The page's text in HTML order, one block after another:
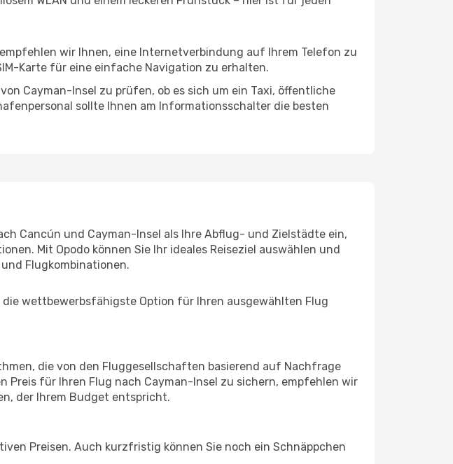
wir Ihnen, eine Internetverbindung auf Ihrem Telefon zu
Karte für eine einfache Navigation zu erhalten.
Cayman-Insel zu prüfen, ob es sich um ein Taxi, öffentliche
sollte Ihnen am Informationsschalter die besten
Cancún und Cayman-Insel als Ihre Abflug- und Zielstädte ein,
Mit Opodo können Sie Ihr ideales Reiseziel auswählen und
Flugkombinationen.
wettbewerbsfähigste Option für Ihren ausgewählten Flug
die von den Fluggesellschaften basierend auf Nachfrage
für Ihren Flug nach Cayman-Insel zu sichern, empfehlen wir
der Ihrem Budget entspricht.
Preisen. Auch kurzfristig können Sie noch ein Schnäppchen